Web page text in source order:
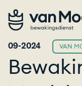
09-2024 VAN